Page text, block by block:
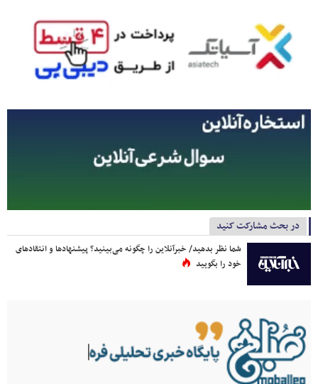
در بحث مشارکت کنید
شما نظر بدهید/ خبرآنلاین را چگونه می‌بینید؟ پیشنهادها و انتقادهای
خود را بگویید